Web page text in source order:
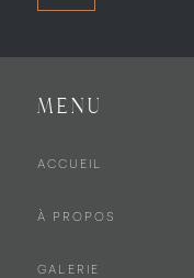
Menu
ACCUEIL
À PROPOS
GALERIE